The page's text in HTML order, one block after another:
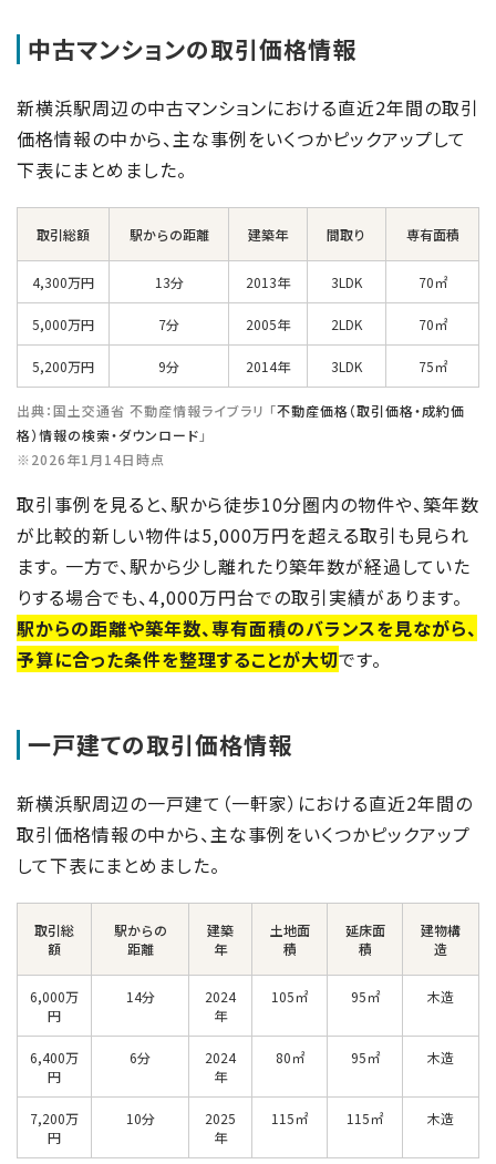
中古マンションの取引価格情報
新横浜駅周辺の中古マンションにおける直近2年間の取引
価格情報の中から、主な事例をいくつかピックアップして
下表にまとめました。
取引総額 駅からの距離 建築年 間取り 専有面積
4,300万円 13分 2013年 3LDK 70㎡
5,000万円 7分 2005年 2LDK 70㎡
5,200万円 9分 2014年 3LDK 75㎡
出典：国土交通省 不動産情報ライブラリ 「不動産価格（取引価格・成約価
格）情報の検索・ダウンロード 」
※2026年1月14日時点
取引事例を見ると、駅から徒歩10分圏内の物件や、築年数
が比較的新しい物件は5,000万円を超える取引も見られ
ます。 一方で、駅から少し離れたり築年数が経過していた
りする場合でも、4,000万円台での取引実績があります。
駅からの距離や築年数、専有面積のバランスを見ながら、
予算に合った条件を整理することが大切です。
一戸建ての取引価格情報
新横浜駅周辺の一戸建て（一軒家）における直近2年間の
取引価格情報の中から、主な事例をいくつかピックアップ
して下表にまとめました。
取引総
額
駅からの
距離
建築
年
土地面
積
延床面
積
建物構
造
6,000万
円
14分
2024
年
105㎡ 95㎡ 木造
6,400万
円
6分
2024
年
80㎡ 95㎡ 木造
7,200万
円
10分
2025
年
115㎡ 115㎡ 木造